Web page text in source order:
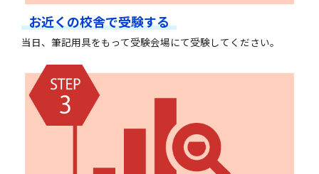
お近くの校舎で受験する
当日、筆記用具をもって受験会場にて受験してください。